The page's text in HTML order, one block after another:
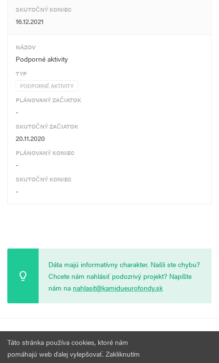
SKUTOČNÝ KONIEC
16.12.2021
NÁZOV
Podporné aktivity
TYP
PODPORNÉ AKTIVITY
PLÁNOVANÝ ZAČIATOK
-
SKUTOČNÝ ZAČIATOK
20.11.2020
PLÁNOVANÝ KONIEC
-
SKUTOČNÝ KONIEC
-
Dáta majú informatívny charakter. Našli ste chybu?
Chcete nám nahlásiť podozrivý projekt? Napíšte
nám na nahlasit@kamidueurofondy.sk
Všetky práva vyhradené.
Táto stránka používa cookies, ktoré nám
pomáhajú web ďalej vylepšovať. Zakliknutím